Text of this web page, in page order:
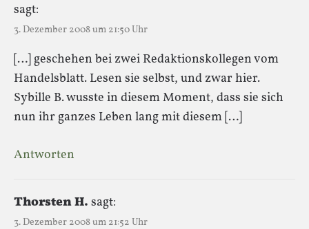
sagt:
3. Dezember 2008 um 21:50 Uhr
[…] geschehen bei zwei Redaktionskollegen vom
Handelsblatt. Lesen sie selbst, und zwar hier.
Sybille B. wusste in diesem Moment, dass sie sich
nun ihr ganzes Leben lang mit diesem […]
Antworten
Thorsten H. sagt:
3. Dezember 2008 um 21:52 Uhr